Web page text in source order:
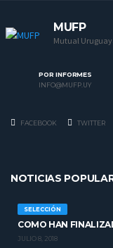
MUFP
Mutual
POR INFORMES
INFO@MUFP.UY
FACEBOOK TWITTER
NOTICIAS
SELECCIÓN
COMO HAN
JULIO 8, 2018